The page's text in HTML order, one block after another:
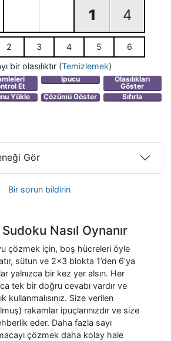
1 4
2 3 4 5
6
bir olasılıktır (Temizlemek)
Gör
Bir sorun bildirin
Nasıl Oynanır
çözmek için, boş hücreleri öyle
sütun ve 2x3 blokta 1’den 6’ya
yalnızca bir kez yer alsın. Her
tek bir doğru cevabı vardır ve
kullanmalısınız. Size verilen
rakamlar ipuçlarınızdır ve size
eder. Daha fazla sayı
çözmek daha kolay hale